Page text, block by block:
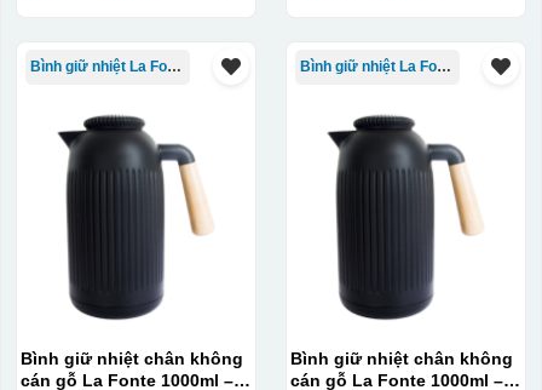
Bình giữ nhiệt La Fonte
Bình giữ nhiệt chân không
cán gỗ La Fonte 1000ml –
Bình giữ nhiệt La Fonte
Bình giữ nhiệt chân không
cán gỗ La Fonte 1000ml –